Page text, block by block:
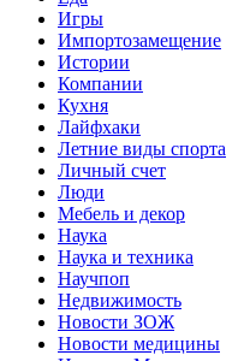
Игры
Импортозамещение
Истории
Компании
Кухня
Лайфхаки
Летние виды спорта
Личный счет
Люди
Мебель и декор
Наука
Наука и техника
Научпоп
Недвижимость
Новости ЗОЖ
Новости медицины